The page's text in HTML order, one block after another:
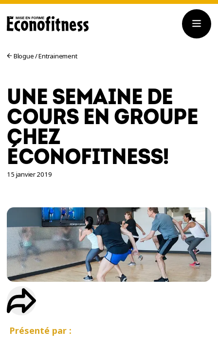
ESSAIS
ENTRAINEMENT
Blogue/Entrainement
UNE SEMAINE DE
COURS EN GROUPE
CHEZ
ÉCONOFITNESS!
15 janvier 2019
Présenté par :